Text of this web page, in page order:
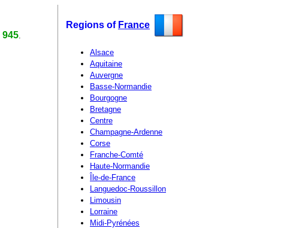
945
Regions of France
Alsace
Aquitaine
Auvergne
Basse-Normandie
Bourgogne
Bretagne
Centre
Champagne-Ardenne
Corse
Franche-Comté
Haute-Normandie
Île-de-France
Languedoc-Roussillon
Limousin
Lorraine
Midi-Pyrénées